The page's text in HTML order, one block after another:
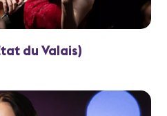
du Valais)